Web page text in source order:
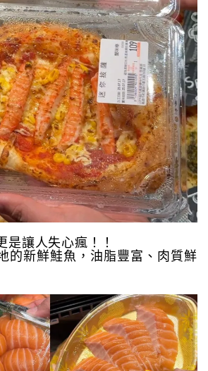
是讓人失心瘋！！
的新鮮鮭魚，油脂豐富、肉質鮮